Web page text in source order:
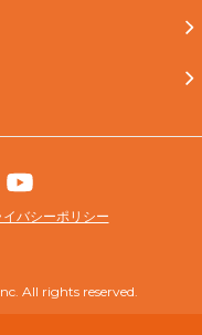
イバシーポリシー
All rights reserved.